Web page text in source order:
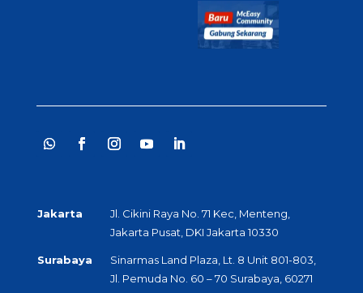
Jakarta
Jl. Cikini Raya No. 71 Kec, Menteng,
Jakarta Pusat, DKI Jakarta 10330
Surabaya
Sinarmas Land Plaza, Lt. 8 Unit 801-803,
Jl. Pemuda No. 60 – 70 Surabaya, 60271